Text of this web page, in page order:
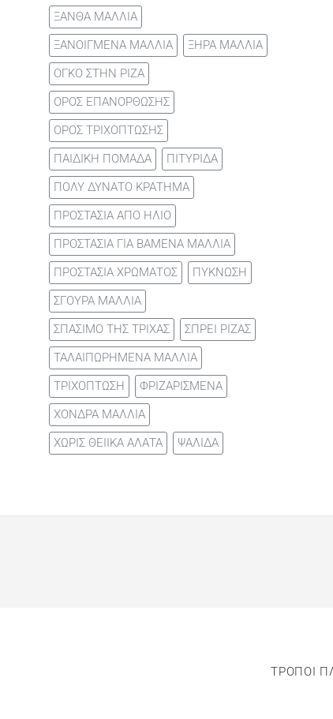
ΞΑΝΘΑ ΜΑΛΛΙΑ
ΞΑΝΟΙΓΜΕΝΑ ΜΑΛΛΙΑ
ΞΗΡΑ ΜΑΛΛΙΑ
ΟΓΚΟ ΣΤΗΝ ΡΙΖΑ
ΟΡΟΣ ΕΠΑΝΟΡΘΩΣΗΣ
ΟΡΟΣ ΤΡΙΧΟΠΤΩΣΗΣ
ΠΑΙΔΙΚΗ ΠΟΜΑΔΑ
ΠΙΤΥΡΙΔΑ
ΠΟΛΥ ΔΥΝΑΤΟ ΚΡΑΤΗΜΑ
ΠΡΟΣΤΑΣΙΑ ΑΠΟ ΗΛΙΟ
ΠΡΟΣΤΑΣΙΑ ΓΙΑ ΒΑΜΕΝΑ ΜΑΛΛΙΑ
ΠΡΟΣΤΑΣΙΑ ΧΡΩΜΑΤΟΣ
ΠΥΚΝΩΣΗ
ΣΓΟΥΡΑ ΜΑΛΛΙΑ
ΣΠΑΣΙΜΟ ΤΗΣ ΤΡΙΧΑΣ
ΣΠΡΕΙ ΡΙΖΑΣ
ΤΑΛΑΙΠΩΡΗΜΕΝΑ ΜΑΛΛΙΑ
ΤΡΙΧΟΠΤΩΣΗ
ΦΡΙΖΑΡΙΣΜΕΝΑ
ΧΟΝΔΡΑ ΜΑΛΛΙΑ
ΧΩΡΙΣ ΘΕΙΙΚΑ ΑΛΑΤΑ
ΨΑΛΙΔΑ
ΤΡΟΠΟΙ